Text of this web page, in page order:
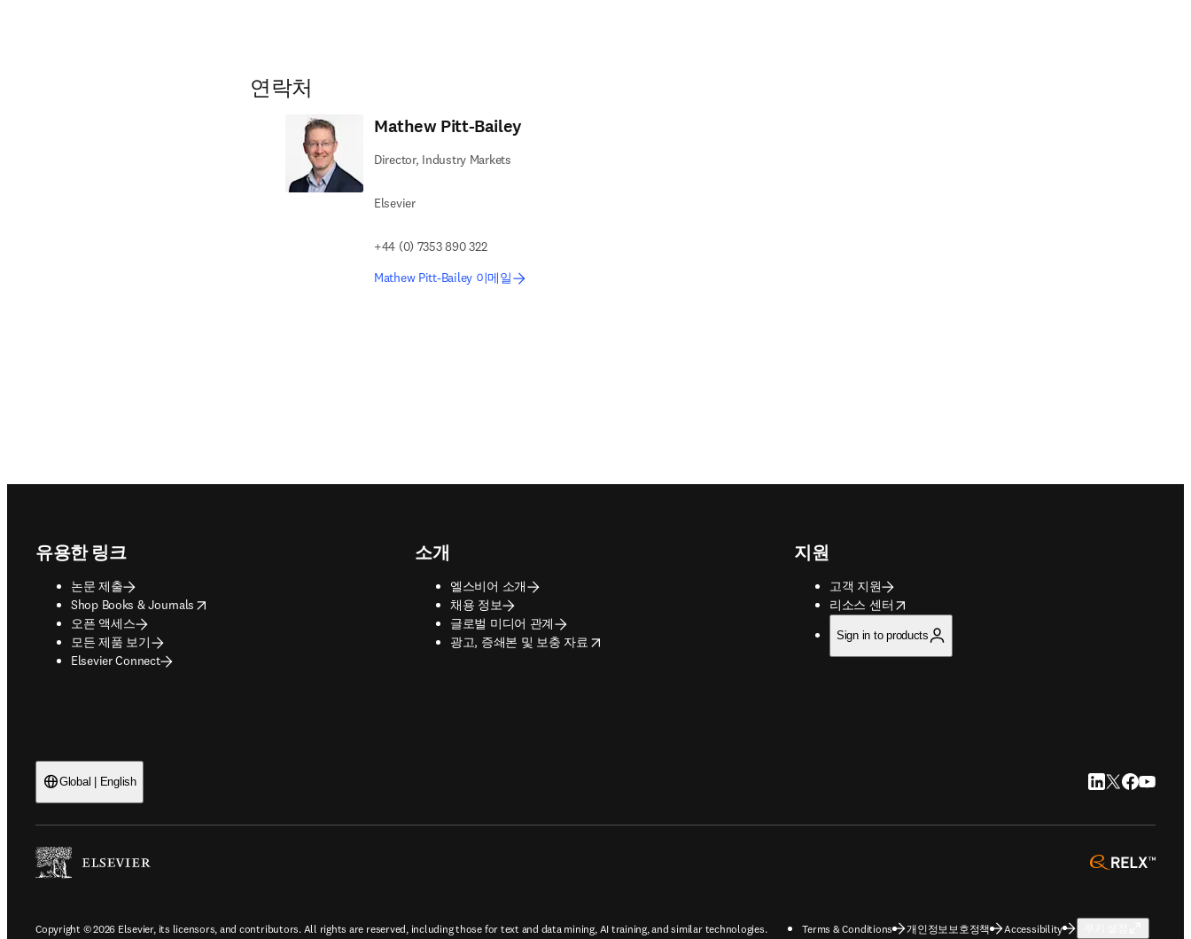
연락처
Mathew Pitt-Bailey
Director, Industry Markets
Elsevier
+44 (0) 7353 890 322
Mathew Pitt-Bailey 이메일
유용한 링크
논문 제출
Shop Books & Journals
opens in new tab/window
오픈 액세스
모든 제품 보기
Elsevier Connect
소개
엘스비어 소개
채용 정보
글로벌 미디어 관계
광고, 증쇄본 및 보충 자료
opens in new tab/window
지원
고객 지원
리소스 센터
opens in new tab/window
Sign in to products
Global | English LinkedIn 새 탭/창
Twitter 새 탭/
Facebook
YouTube
opens
Copyright © 2026 Elsevier, its licensors, and contributors. All rights are reserved, including those for text and data mining, AI training, and similar technologies. Terms & Conditions 개인정보보호정책 Accessibility